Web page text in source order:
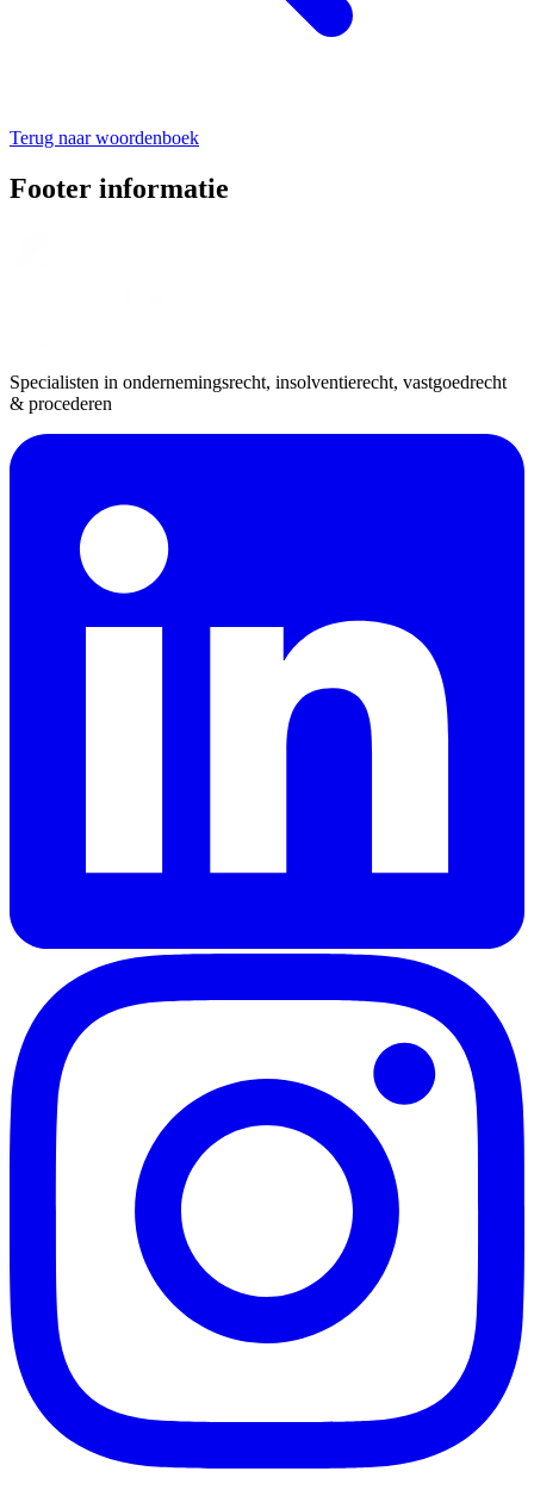
Terug naar woordenboek
Footer informatie
Specialisten in ondernemingsrecht, insolventierecht, vastgoedrecht
& procederen